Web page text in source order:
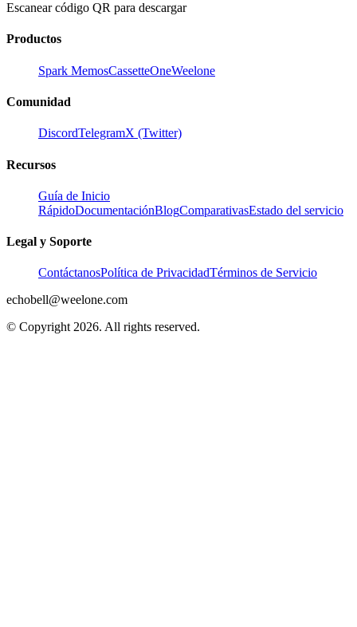
Escanear código QR para descargar
Productos
Spark MemosCassetteOneWeelone
Comunidad
DiscordTelegramX (Twitter)
Recursos
Guía de Inicio
RápidoDocumentaciónBlogComparativasEstado del servicio
Legal y Soporte
ContáctanosPolítica de PrivacidadTérminos de Servicio
echobell@weelone.com
© Copyright 2026. All rights reserved.